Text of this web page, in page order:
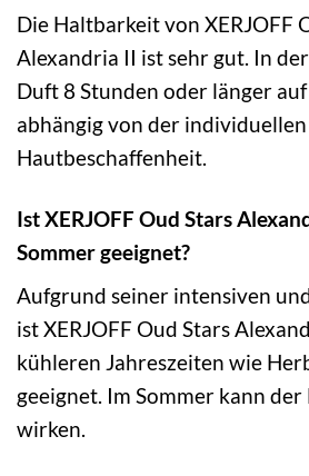
Die Haltbarkeit von XERJOFF
Alexandria II ist sehr gut. In
Duft 8 Stunden oder länger
abhängig von der individuellen
Hautbeschaffenheit.
Ist XERJOFF Oud Stars
Sommer geeignet?
Aufgrund seiner intensiven
ist XERJOFF Oud Stars
kühleren Jahreszeiten wie
geeignet. Im Sommer kann
wirken.